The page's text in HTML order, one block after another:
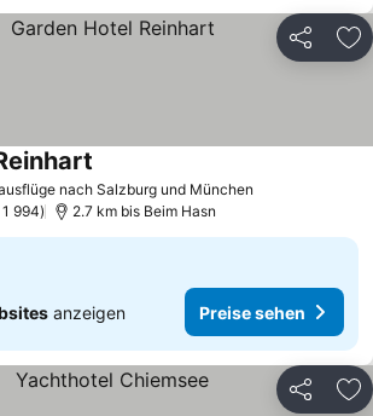
Teilen
nach Salzburg und München
1 994 2.7 km bis Beim Hasn
anzeigen Preise sehen
Teilen